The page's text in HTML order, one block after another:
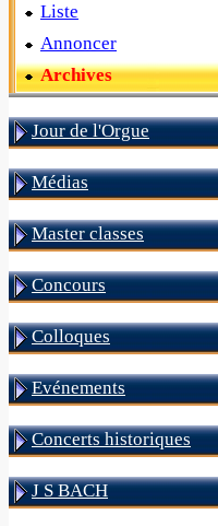
Liste
Annoncer
Archives
Jour de l'Orgue
Médias
Master classes
Concours
Colloques
Evénements
Concerts historiques
J S BACH